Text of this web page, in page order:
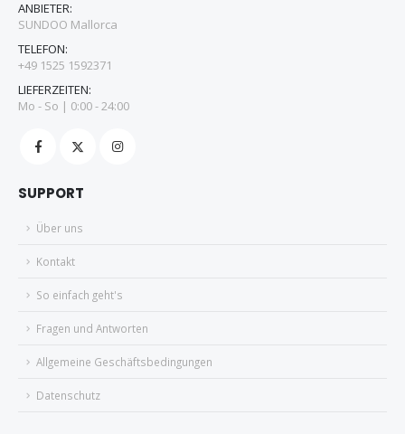
ANBIETER:
SUNDOO Mallorca
TELEFON:
+49 1525 1592371
LIEFERZEITEN:
Mo - So | 0:00 - 24:00
SUPPORT
Über uns
Kontakt
So einfach geht's
Fragen und Antworten
Allgemeine Geschäftsbedingungen
Datenschutz